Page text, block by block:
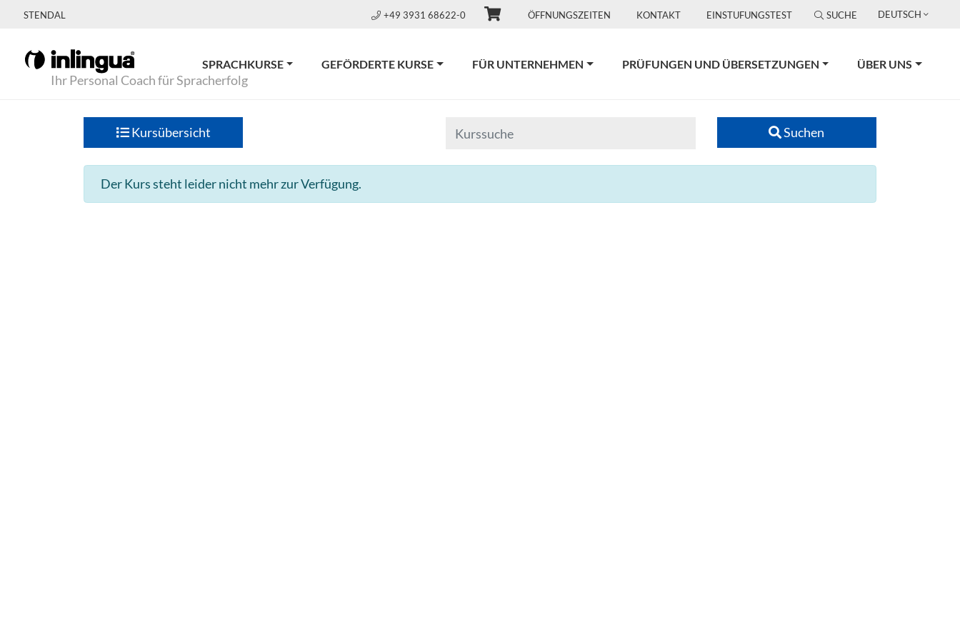
STENDAL +49 3931 68622-0 ÖFFNUNGSZEITEN KONTAKT EINSTUFUNGSTEST SUCHE DEUTSCH
Ihr Personal Coach für Spracherfolg
SPRACHKURSE GEFÖRDERTE KURSE FÜR UNTERNEHMEN PRÜFUNGEN UND ÜBERSETZUNGEN ÜBER UNS
Kursübersicht Suchen
Der Kurs steht leider nicht mehr zur Verfügung.